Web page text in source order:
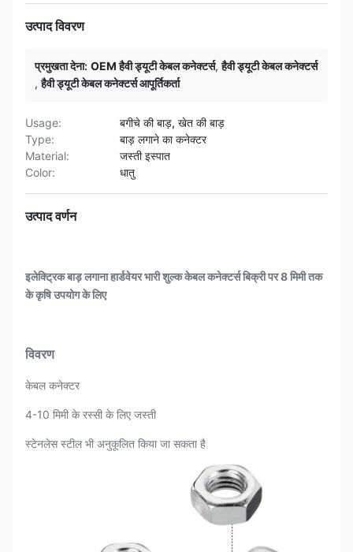
उत्पाद विवरण
प्रमुखता देना: OEM हैवी ड्यूटी केबल कनेक्टर्स,हैवी ड्यूटी केबल कनेक्टर्स
,हैवी ड्यूटी केबल कनेक्टर्स आपूर्तिकर्ता
Usage:
बगीचे की बाड़, खेत की बाड़
Type:
बाड़ लगाने का कनेक्टर
Material:
जस्ती इस्पात
Color:
धातु
उत्पाद वर्णन
इलेक्ट्रिक बाड़ लगाना हार्डवेयर भारी शुल्क केबल कनेक्टर्स बिक्री पर 8 मिमी तक
के कृषि उपयोग के लिए
विवरण
केबल कनेक्टर
4-10 मिमी के रस्सी के लिए जस्ती
स्टेनलेस स्टील भी अनुकूलित किया जा सकता है